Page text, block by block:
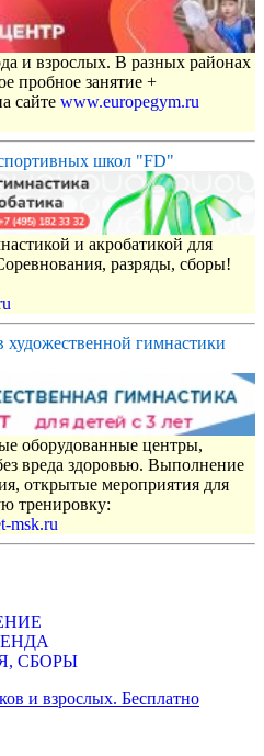
и взрослых. В разных районах
пробное занятие +
сайте www.europegym.ru
спортивных школ "FD"
и акробатикой для
разряды, сборы!
гимнастики
оборудованные центры,
вреда здоровью. Выполнение
открытые мероприятия для
тренировку:
msk.ru
СБОРЫ
и взрослых. Бесплатно